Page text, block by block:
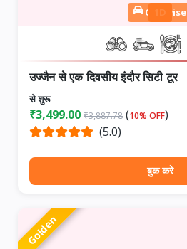
Cab wise
1D
उज्जैन से एक दिवसीय इंदौर सिटी टूर
से शुरू
₹3,499.00 ₹3,887.78 (10% OFF)
(5.0)
बुक करे
Golden